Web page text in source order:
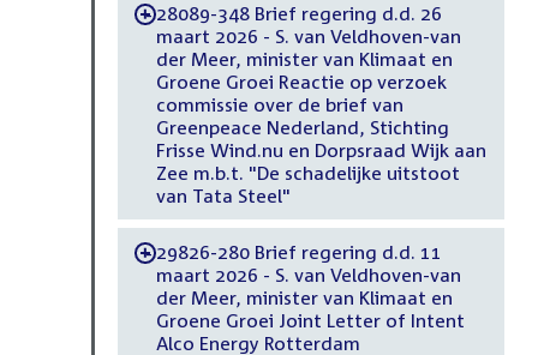
-28089-348 Brief regering d.d. 26
maart 2026 - S. van Veldhoven-van
der Meer, minister van Klimaat en
Groene Groei Reactie op verzoek
commissie over de brief van
Greenpeace Nederland, Stichting
Frisse Wind.nu en Dorpsraad Wijk aan
Zee m.b.t. "De schadelijke uitstoot
van Tata Steel"
-29826-280 Brief regering d.d. 11
maart 2026 - S. van Veldhoven-van
der Meer, minister van Klimaat en
Groene Groei Joint Letter of Intent
Alco Energy Rotterdam